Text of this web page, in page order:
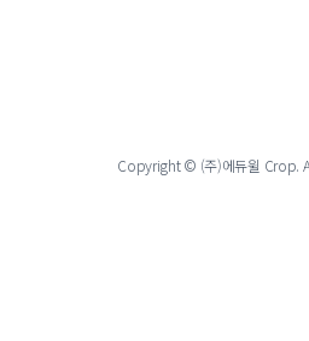
Copyright © (주)에듀윌 Crop.